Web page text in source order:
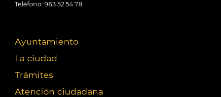
Teléfono: 963 52 54 78
Ayuntamiento
La ciudad
Trámites
Atención ciudadana